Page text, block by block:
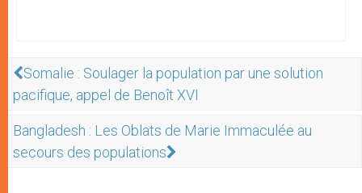
Somalie : Soulager la population par une solution
pacifique, appel de Benoît XVI
Bangladesh : Les Oblats de Marie Immaculée au
secours des populations